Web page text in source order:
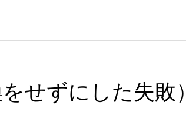
せずにした失敗）